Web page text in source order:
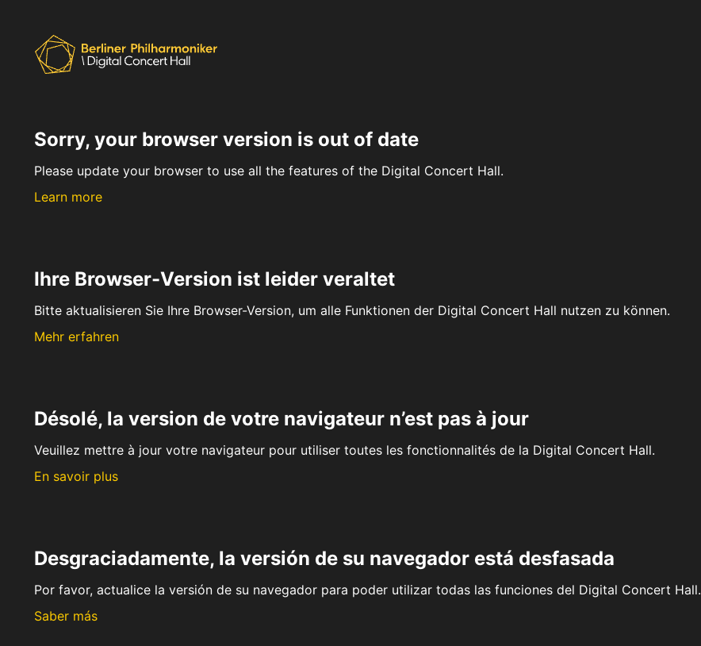
Sorry, your browser version is out of date
Please update your browser to use all the features of the Digital Concert Hall.
Learn more
Ihre Browser-Version ist leider veraltet
Bitte aktualisieren Sie Ihre Browser-Version, um alle Funktionen der Digital Concert Hall nutzen zu können.
Mehr erfahren
Désolé, la version de votre navigateur n’est pas à jour
Veuillez mettre à jour votre navigateur pour utiliser toutes les fonctionnalités de la Digital Concert Hall.
En savoir plus
Desgraciadamente, la versión de su navegador está desfasada
Por favor, actualice la versión de su navegador para poder utilizar todas las funciones del Digital Concert Hall.
Saber más